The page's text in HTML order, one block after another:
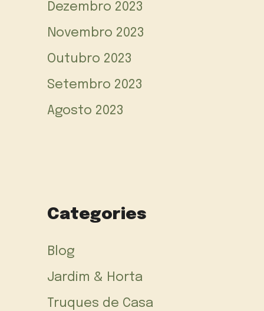
Dezembro 2023
Novembro 2023
Outubro 2023
Setembro 2023
Agosto 2023
Categories
Blog
Jardim & Horta
Truques de Casa